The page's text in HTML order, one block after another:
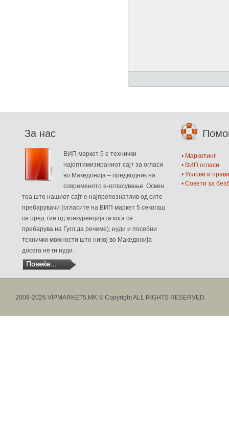
За нас
ВИП маркет 5 е технички
најоптимизираниот сајт за огласи
во Македонија – предводник на
современото е-огласување. Освен
тоа што нашиот сајт е најпрепознатлив од сите
пребарувачи (огласите на ВИП маркет 5 секогаш
се пред тие од конкуренцијата кога се
пребарува на Гугл да речеме), нуди и посебни
технички можности што никој во Македонија
досега не ги нуди.
• Маркетинг
• ВИП огласи
• Услови и
• Совети за
2008-2026 VIPMARKET5.MK © Copyright ALL RIGHTS RESERVED.